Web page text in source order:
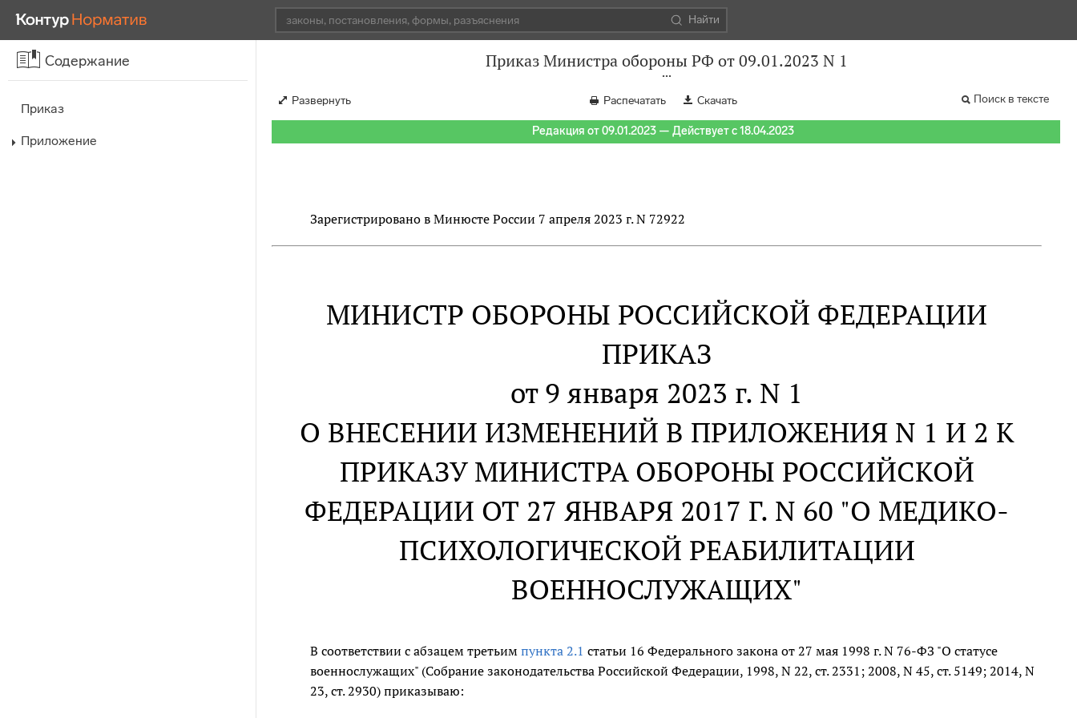
Найти
Содержание
Приказ
Приложение
Приказ Министра обороны РФ от 09.01.2023 N 1
Развернуть Распечатать Скачать Поиск в тексте
Редакция от 09.01.2023 — Действует с 18.04.2023
Зарегистрировано в Минюсте России 7 апреля 2023 г. N 72922
МИНИСТР ОБОРОНЫ РОССИЙСКОЙ ФЕДЕРАЦИИ
ПРИКАЗ
от 9 января 2023 г. N 1
О ВНЕСЕНИИ ИЗМЕНЕНИЙ В ПРИЛОЖЕНИЯ N 1 И 2 К
ПРИКАЗУ МИНИСТРА ОБОРОНЫ РОССИЙСКОЙ
ФЕДЕРАЦИИ ОТ 27 ЯНВАРЯ 2017 Г. N 60 "О МЕДИКО-
ПСИХОЛОГИЧЕСКОЙ РЕАБИЛИТАЦИИ
ВОЕННОСЛУЖАЩИХ"
В соответствии с абзацем третьимпункта 2.1 статьи 16 Федерального закона от 27 мая 1998 г. N 76-ФЗ "О статусе
военнослужащих" (Собрание законодательства Российской Федерации, 1998, N 22, ст. 2331; 2008, N 45, ст. 5149; 2014, N
23, ст. 2930) приказываю: